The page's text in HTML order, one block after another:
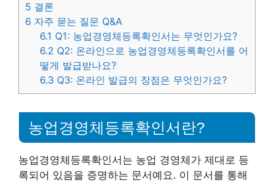
5 결론
6 자주 묻는 질문 Q&A
6.1 Q1: 농업경영체등록확인서는 무엇인가요?
6.2 Q2: 온라인으로 농업경영체등록확인서를 어
떻게 발급받나요?
6.3 Q3: 온라인 발급의 장점은 무엇인가요?
농업경영체등록확인서란?
농업경영체등록확인서는 농업 경영체가 제대로 등
록되어 있음을 증명하는 문서예요. 이 문서를 통해